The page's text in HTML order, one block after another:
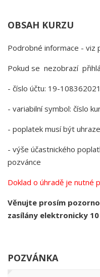
OBSAH KURZU
Podrobné informace - viz
Pokud se nezobrazí
- číslo účtu: 19-
- variabilní symbol: číslo
- poplatek musí být
- výše účastnického
pozvánce
Doklad o úhradě je nutné
Věnujte prosím
zasílány elektronicky
POZVÁNKA